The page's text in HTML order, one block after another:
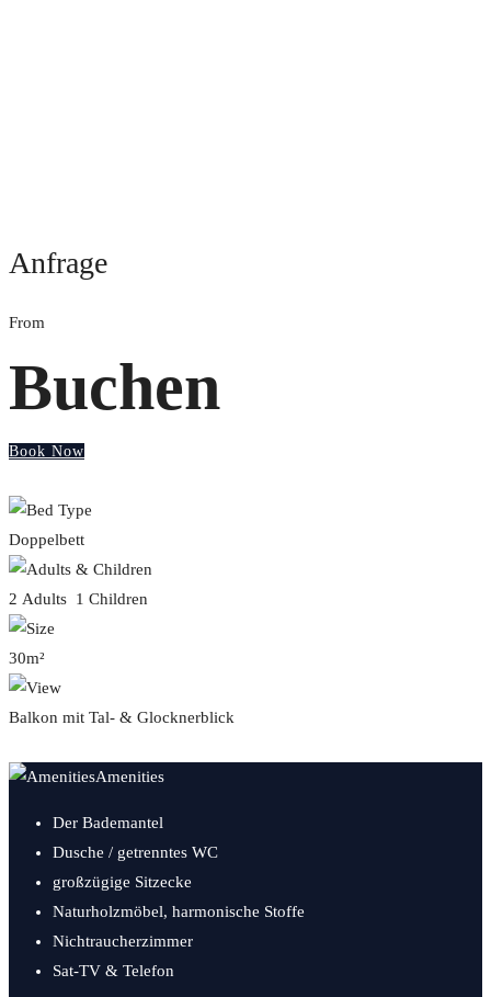
Anfrage
From
Buchen
Book Now
Doppelbett
2 Adults 1 Children
30m²
Balkon mit Tal- & Glocknerblick
Amenities
Der Bademantel
Dusche / getrenntes WC
großzügige Sitzecke
Naturholzmöbel, harmonische Stoffe
Nichtraucherzimmer
Sat-TV & Telefon